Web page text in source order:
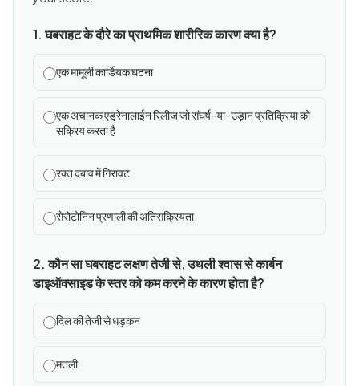
1. घबराहट के दौरे का प्राथमिक शारीरिक कारण क्या है?
एक मामूली कार्डियक घटना
एक अचानक एड्रेनालाईन रिलीज जो संघर्ष-या-उड़ान प्रतिक्रिया को
सक्रिय करता है
रक्त दबाव में गिरावट
सेरोटोनिन प्रणाली की अतिसक्रियता
2. कौन सा घबराहट लक्षण तेजी से, उथली श्वास से कार्बन
डाइऑक्साइड के स्तर को कम करने के कारण होता है?
दिल की तेजी से धड़कन
मतली